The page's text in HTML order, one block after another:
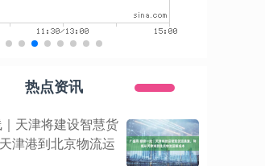
热点资讯
天津将建设智慧货
津港到北京物流运